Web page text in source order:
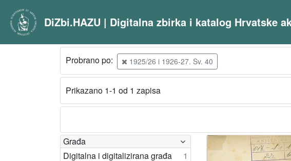
DiZbi.HAZU | Digitalna zbirka i katalog Hrvatske
Probrano po: 1925/26 i 1926-27. Sv. 40
Prikazano 1-1 od 1 zapisa
Građa
Digitalna i digitalizirana građa
1